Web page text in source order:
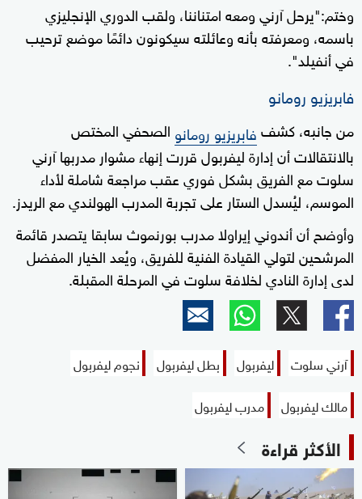
وختم:"يرحل آرني ومعه امتناننا، ولقب الدوري الإنجليزي
باسمه، ومعرفته بأنه وعائلته سيكونون دائمًا موضع ترحيب
في أنفيلد".
فابريزيو رومانو
من جانبه، كشففابريزيو رومانو الصحفي المختص
بالانتقالات أن إدارة ليفربول قررت إنهاء مشوار مدربها آرني
سلوت مع الفريق بشكل فوري عقب مراجعة شاملة لأداء
الموسم، ليُسدل الستار على تجربة المدرب الهولندي مع الريدز.
وأوضح أن أندوني إيراولا مدرب بورنموث سابقا يتصدر قائمة
المرشحين لتولي القيادة الفنية للفريق، ويُعد الخيار المفضل
لدى إدارة النادي لخلافة سلوت في المرحلة المقبلة.
آرني سلوت ليفربول بطل ليفربول
نجوم ليفربول
مالك ليفربول
مدرب ليفربول
الأكثر قراءة